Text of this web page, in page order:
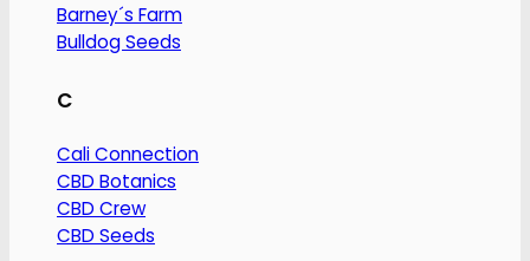
Barney´s Farm
Bulldog Seeds
C
Cali Connection
CBD Botanics
CBD Crew
CBD Seeds
varianter.
Mulighederne
vælges
varesiden